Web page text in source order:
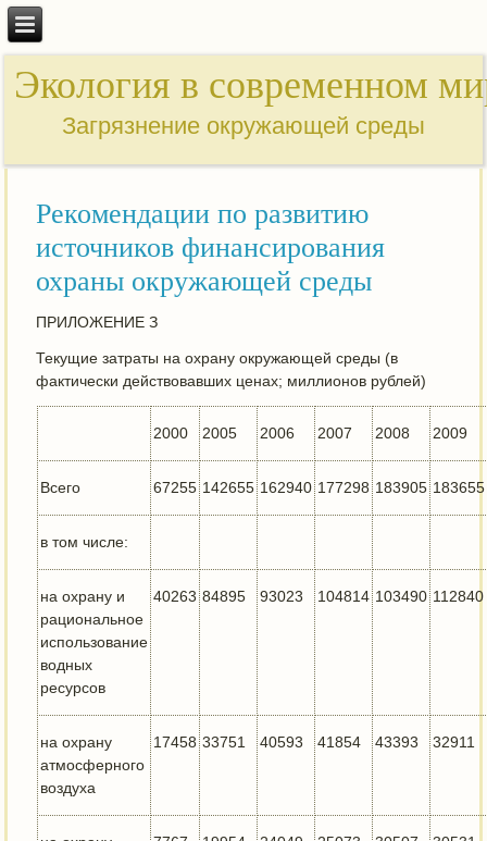
Экология в современном
Загрязнение окружающей среды
Рекомендации по развитию
источников финансирования
охраны окружающей среды
ПРИЛОЖЕНИЕ З
Текущие затраты на охрану окружающей среды (в
фактически действовавших ценах; миллионов рублей)
2000 2005 2006 2007 2008 2009
Всего 67255 142655 162940 177298 183905 183655
в том числе:
на охрану и
рациональное
использование
водных
ресурсов
40263 84895 93023 104814 103490 112840
на охрану
атмосферного
воздуха
17458 33751 40593 41854 43393 32911